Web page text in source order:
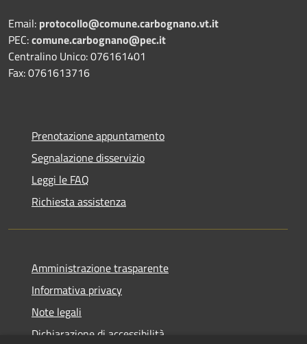
Email: protocollo@comune.carbognano.vt.it
PEC:comune.carbognano@pec.it
Centralino Unico: 076161401
Fax: 0761613716
Prenotazione appuntamento
Segnalazione disservizio
Leggi le FAQ
Richiesta assistenza
Amministrazione trasparente
Informativa privacy
Note legali
Dichiarazione di accessibilità